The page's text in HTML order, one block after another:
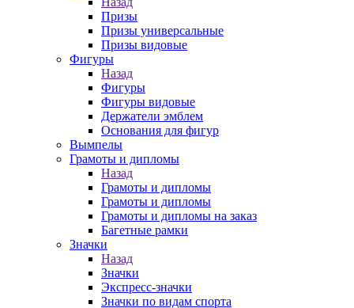
Призы
Призы универсальные
Призы видовые
Фигуры
Назад
Фигуры
Фигуры видовые
Держатели эмблем
Основания для фигур
Вымпелы
Грамоты и дипломы
Назад
Грамоты и дипломы
Грамоты и дипломы
Грамоты и дипломы на заказ
Багетные рамки
Значки
Назад
Значки
Экспресс-значки
Значки по видам спорта